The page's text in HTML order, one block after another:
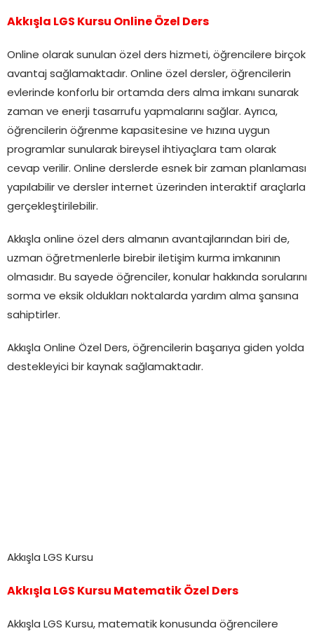
Akkışla LGS Kursu Online Özel Ders
Online olarak sunulan özel ders hizmeti, öğrencilere birçok
avantaj sağlamaktadır. Online özel dersler, öğrencilerin
evlerinde konforlu bir ortamda ders alma imkanı sunarak
zaman ve enerji tasarrufu yapmalarını sağlar. Ayrıca,
öğrencilerin öğrenme kapasitesine ve hızına uygun
programlar sunularak bireysel ihtiyaçlara tam olarak
cevap verilir. Online derslerde esnek bir zaman planlaması
yapılabilir ve dersler internet üzerinden interaktif araçlarla
gerçekleştirilebilir.
Akkışla online özel ders almanın avantajlarından biri de,
uzman öğretmenlerle birebir iletişim kurma imkanının
olmasıdır. Bu sayede öğrenciler, konular hakkında sorularını
sorma ve eksik oldukları noktalarda yardım alma şansına
sahiptirler.
Akkışla Online Özel Ders, öğrencilerin başarıya giden yolda
destekleyici bir kaynak sağlamaktadır.
Akkışla LGS Kursu
Akkışla LGS Kursu Matematik Özel Ders
Akkışla LGS Kursu, matematik konusunda öğrencilere